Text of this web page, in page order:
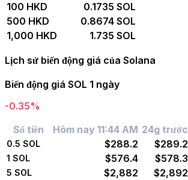
100 HKD
0.1735 SOL
500 HKD
0.8674 SOL
1,000 HKD
1.735 SOL
Lịch sử biến động giá của Solana
Biến động giá SOL 1 ngày
-0.35%
Số tiền
Hôm nay 11:44 AM 24g trước
0.5 SOL $288.2 $289.2
1 SOL $576.4 $578.3
5 SOL $2,882 $2,892